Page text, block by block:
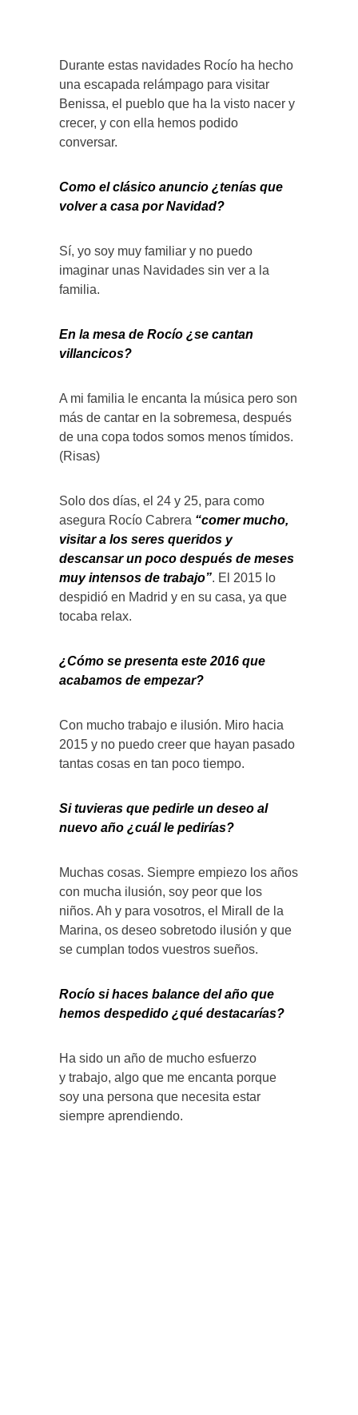
Durante estas navidades Rocío ha hecho
una escapada relámpago para visitar
Benissa, el pueblo que ha la visto nacer y
crecer, y con ella hemos podido
conversar.
Como el clásico anuncio ¿tenías que
volver a casa por Navidad?
Sí, yo soy muy familiar y no puedo
imaginar unas Navidades sin ver a la
familia.
En la mesa de Rocío ¿se cantan
villancicos?
A mi familia le encanta la música pero son
más de cantar en la sobremesa, después
de una copa todos somos menos tímidos.
(Risas)
Solo dos días, el 24 y 25, para como
asegura Rocío Cabrera “comer mucho,
visitar a los seres queridos y
descansar un poco después de meses
muy intensos de trabajo”. El 2015 lo
despidió en Madrid y en su casa, ya que
tocaba relax.
¿Cómo se presenta este 2016 que
acabamos de empezar?
Con mucho trabajo e ilusión. Miro hacia
2015 y no puedo creer que hayan pasado
tantas cosas en tan poco tiempo.
Si tuvieras que pedirle un deseo al
nuevo año ¿cuál le pedirías?
Muchas cosas. Siempre empiezo los años
con mucha ilusión, soy peor que los
niños. Ah y para vosotros, el Mirall de la
Marina, os deseo sobretodo ilusión y que
se cumplan todos vuestros sueños.
Rocío si haces balance del año que
hemos despedido ¿qué destacarías?
Ha sido un año de mucho esfuerzo
y trabajo, algo que me encanta porque
soy una persona que necesita estar
siempre aprendiendo.